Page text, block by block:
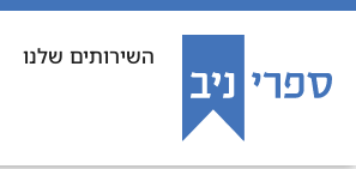
השירותים שלנו